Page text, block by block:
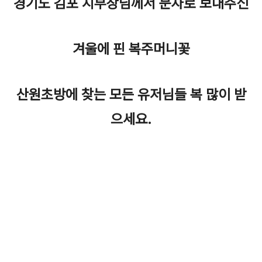
겨울에 핀 복주머니꽃
산원초방에 찾는 모든 유저님들 복 많이 받
으세요.